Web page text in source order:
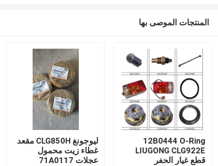
المنتجات الموصى بها
12B0444 O-Ring
LIUGONG CLG922E
قطع غيار الحفر
ليوجونغ CLG850H مقعد
غطاء زيت محمول
عجلات 71A0117